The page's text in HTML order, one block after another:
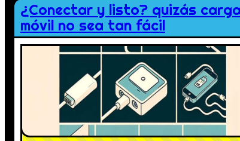
¿Conectar y listo? quizás
móvil no sea tan fácil